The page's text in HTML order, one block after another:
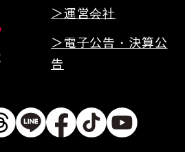
＞運営会社
＞電子公告・決算公
告